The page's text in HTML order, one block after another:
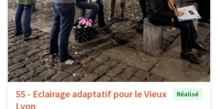
55 - Eclairage adaptatif pour le Vieux
Lyon
Réalisé